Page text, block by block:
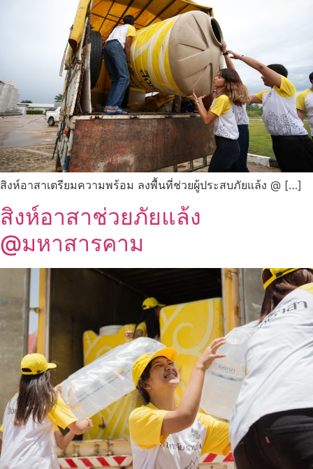
สิงห์อาสาเตรียมความพร้อม ลงพื้นที่ช่วยผู้ประสบภัยแล้ง @ […]
สิงห์อาสาช่วยภัยแล้ง
@มหาสารคาม